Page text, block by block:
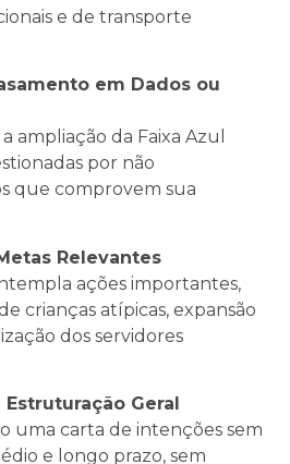
e de transporte
em Dados ou
ampliação da Faixa Azul
por não
que comprovem sua
Relevantes
ações importantes,
crianças atípicas, expansão
dos servidores
Geral
uma carta de intenções sem
e longo prazo, sem